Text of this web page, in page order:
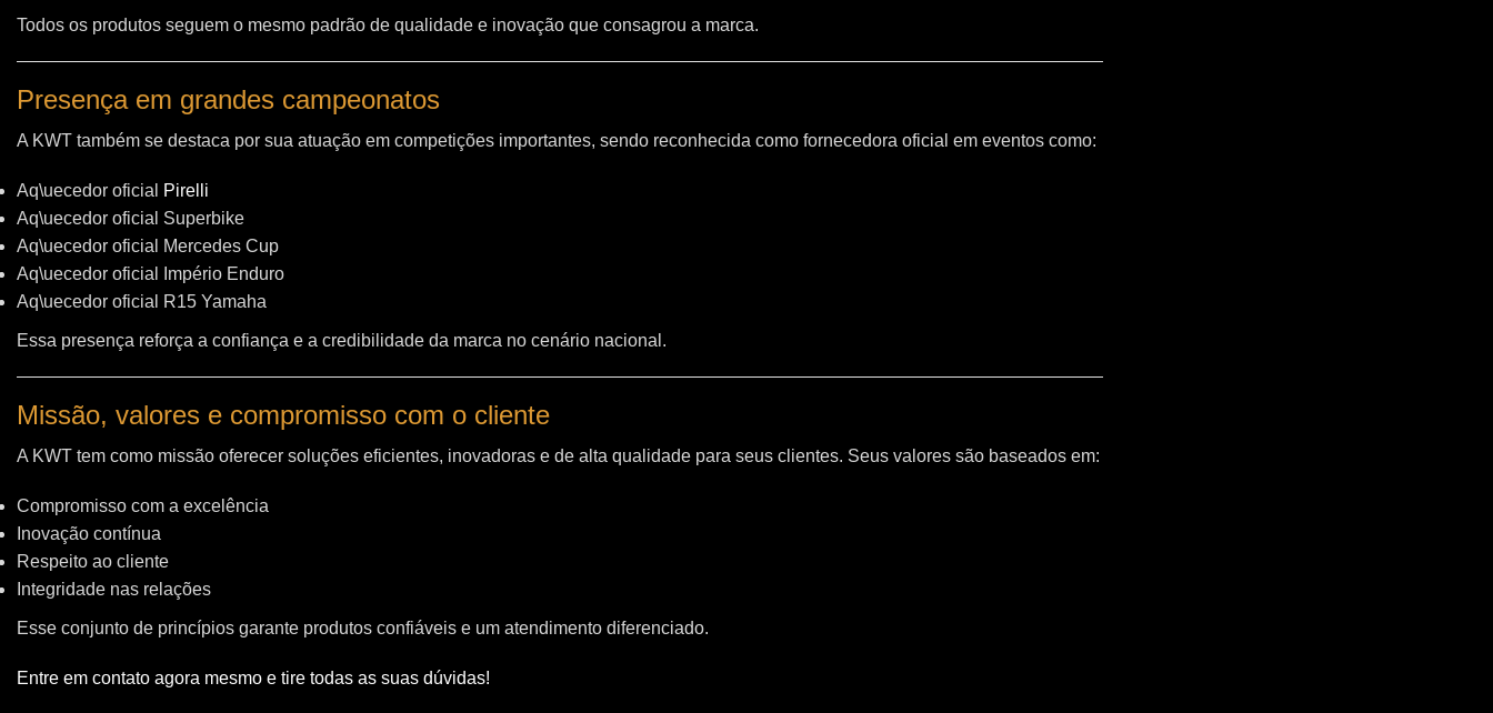
Todos os produtos seguem o mesmo padrão de qualidade e inovação que consagrou a marca.
Presença em grandes campeonatos
A KWT também se destaca por sua atuação em competições importantes, sendo reconhecida como fornecedora oficial em eventos como:
Aq\uecedor oficial
Pirelli
Aq\uecedor oficial Superbike
Aq\uecedor oficial Mercedes Cup
Aq\uecedor oficial Império Enduro
Aq\uecedor oficial R15 Yamaha
Essa presença reforça a confiança e a credibilidade da marca no cenário nacional.
Missão, valores e compromisso com o cliente
A KWT tem como missão oferecer soluções eficientes, inovadoras e de alta qualidade para seus clientes. Seus valores são baseados em:
Compromisso com a excelência
Inovação contínua
Respeito ao cliente
Integridade nas relações
Esse conjunto de princípios garante produtos confiáveis e um atendimento diferenciado.
Entre em contato agora mesmo e tire todas as suas dúvidas!